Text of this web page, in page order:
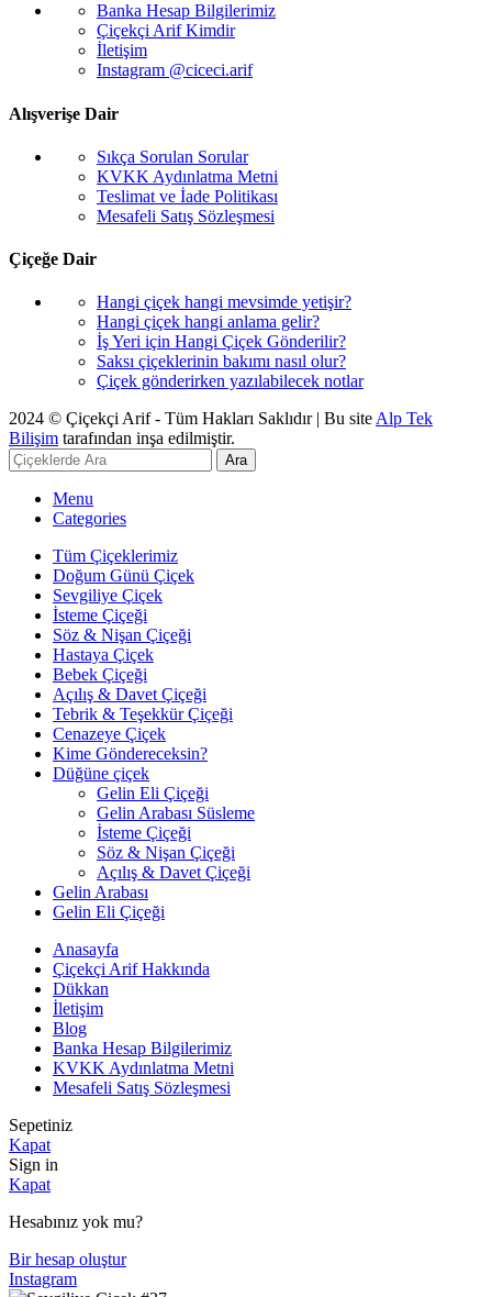
Banka Hesap Bilgilerimiz
Çiçekçi Arif Kimdir
İletişim
Instagram @ciceci.arif
Alışverişe Dair
Sıkça Sorulan Sorular
KVKK Aydınlatma Metni
Teslimat ve İade Politikası
Mesafeli Satış Sözleşmesi
Çiçeğe Dair
Hangi çiçek hangi mevsimde yetişir?
Hangi çiçek hangi anlama gelir?
İş Yeri için Hangi Çiçek Gönderilir?
Saksı çiçeklerinin bakımı nasıl olur?
Çiçek gönderirken yazılabilecek notlar
2024 © Çiçekçi Arif - Tüm Hakları Saklıdır | Bu siteAlp Tek
Bilişim tarafından inşa edilmiştir.
Ara
Menu
Categories
Tüm Çiçeklerimiz
Doğum Günü Çiçek
Sevgiliye Çiçek
İsteme Çiçeği
Söz & Nişan Çiçeği
Hastaya Çiçek
Bebek Çiçeği
Açılış & Davet Çiçeği
Tebrik & Teşekkür Çiçeği
Cenazeye Çiçek
Kime Göndereceksin?
Düğüne çiçek
Gelin Eli Çiçeği
Gelin Arabası Süsleme
İsteme Çiçeği
Söz & Nişan Çiçeği
Açılış & Davet Çiçeği
Gelin Arabası
Gelin Eli Çiçeği
Anasayfa
Çiçekçi Arif Hakkında
Dükkan
İletişim
Blog
Banka Hesap Bilgilerimiz
KVKK Aydınlatma Metni
Mesafeli Satış Sözleşmesi
Sepetiniz
Kapat
Sign in
Kapat
Hesabınız yok mu?
Bir hesap oluştur
Instagram